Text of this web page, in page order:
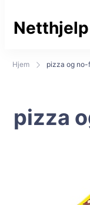
Netthjelp
Hjem pizza og
pizza